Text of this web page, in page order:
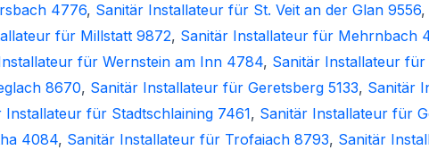
4776, Sanitär Installateur für St. Veit an der Glan 9556,
für Millstatt 9872, Sanitär Installateur für Mehrnbach
für Wernstein am Inn 4784, Sanitär Installateur
8670, Sanitär Installateur für Geretsberg 5133, Sanitär
Installateur für Stadtschlaining 7461, Sanitär Installateur für
4084, Sanitär Installateur für Trofaiach 8793, Sanitär